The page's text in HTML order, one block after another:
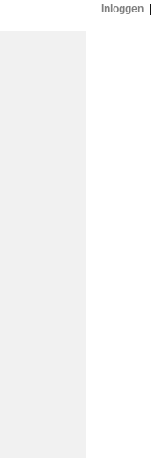
Inloggen